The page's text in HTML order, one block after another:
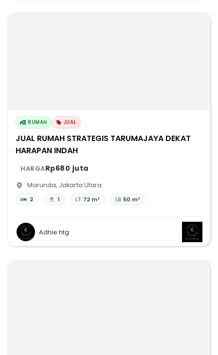
RUMAH JUAL
JUAL RUMAH STRATEGIS TARUMAJAYA DEKAT
HARAPAN INDAH
HARGARp680 juta
Marunda, Jakarta Utara
2 1 LT: 72 m² LB: 50 m²
Adhie htg